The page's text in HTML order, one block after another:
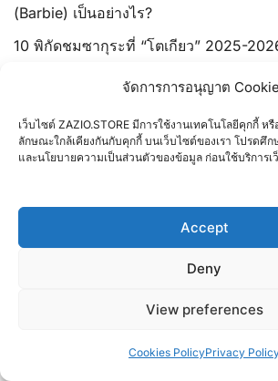
จัดการการอนุญาต
เว็บไซต์ ZAZIO.STORE มีการใช้งานเทคโนโลยีคุกกี้ ห
ลักษณะใกล้เคียงกันกับคุกกี้ บนเว็บไซต์ของเรา โปรดศึ
และนโยบายความเป็นส่วนตัวของข้อมูล ก่อนใช้บริการ
Accept
Deny
View preferences
Cookies PolicyPrivacy
(Barbie) เป็นอย่างไร?
10 พิกัดชมซากุระที่ “โตเกียว” 2025-
กระโปรงมีกี่ทรง? ลักษณะและชื่อเรียกกร
ชนิด ประเภท และข้อมูลเกี่ยวกับ “เนื้อผ้า
13 พิกัดที่เที่ยวในไต้หวัน (TAIWAN)
ทายนิสัยจากรูปแบบ “กางเกง” ที่สวมใส่
10 ที่เที่ยวเกียวโต Kyoto ยอดฮิตที่คนไทย
ผ้าซาร่า (ZARA) คืออะไร? ต่างกับผ้าฮาน